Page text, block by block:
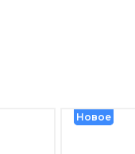
Новое
Новое